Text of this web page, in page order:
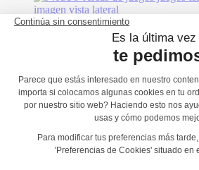
También le podría gustar...